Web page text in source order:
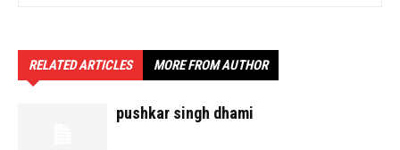
RELATED ARTICLES MORE FROM AUTHOR
pushkar singh dhami